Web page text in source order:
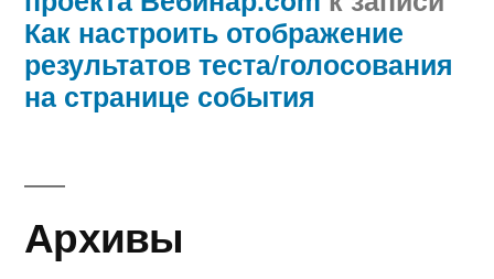
Как настроить отображение
результатов теста/голосования
на странице события
Архивы